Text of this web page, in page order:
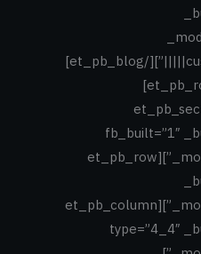
custom_padding=”12px|||||”][/et_pb_blog]
[/et_pb_column][/et_pb_row]
[/
fb_built=”1″
_module_preset=”default”][et_pb_row
_module_preset=”default”][et_pb_column
type=”4_4″